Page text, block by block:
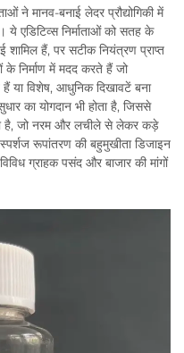
ने मानव-बनाई लेदर प्रौद्योगिकी में
ये एडिटिव्स निर्माताओं को सतह के
हैं, पर सटीक नियंत्रण प्राप्त
निर्माण में मदद करते हैं जो
विशेष, आधुनिक दिखावटें बना
का योगदान भी होता है, जिससे
है, जो नरम और लचीले से लेकर कड़े
रूपांतरण की बहुमुखीता डिजाइन
ग्राहक पसंद और बाजार की मांगों